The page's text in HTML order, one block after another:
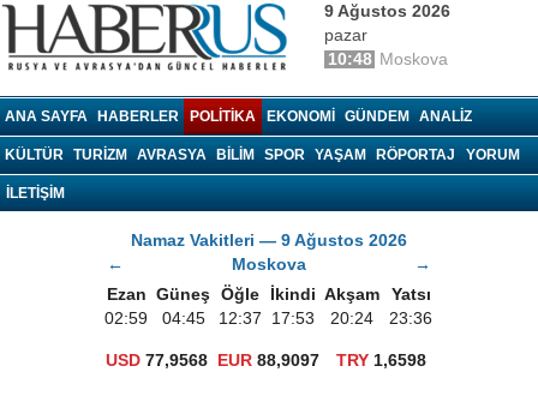
9 Ağustos 2026
pazar
10:48 Moskova
ANA SAYFA HABERLER POLITIKA EKONOMI GÜNDEM ANALIZ
KÜLTÜR TURIZM AVRASYA BILIM SPOR YAŞAM RÖPORTAJ YORUM
İLETİŞİM
Namaz Vakitleri — 9 Ağustos 2026
←
Moskova
→
Ezan Güneş Öğle İkindi Akşam
Yatsı
02:59
04:45 12:37 17:53 20:24 23:36
USD 77,9568 EUR 88,9097 TRY1,6598